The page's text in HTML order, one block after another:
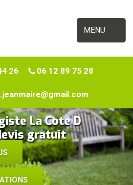
MENU
26 06 12 89 75 28
La Cote D
gratuit